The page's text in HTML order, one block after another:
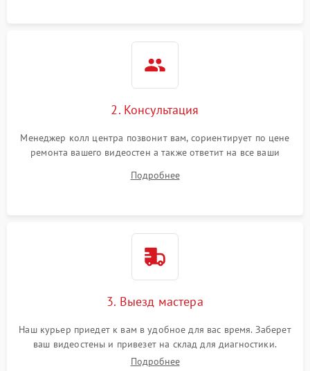
2. Консультация
Менеджер колл центра позвонит вам, сориентирует по цене
ремонта вашего видеостен а также ответит на все ваши
Подробнее
3. Выезд мастера
Наш курьер приедет к вам в удобное для вас время. Заберет
ваш видеостены и привезет на склад для диагностики.
Подробнее